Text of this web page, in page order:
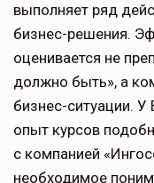
выполняет ряд
бизнес-решения.
оценивается не
должно быть», а
бизнес-ситуации.
опыт курсов
с компанией
необходимое